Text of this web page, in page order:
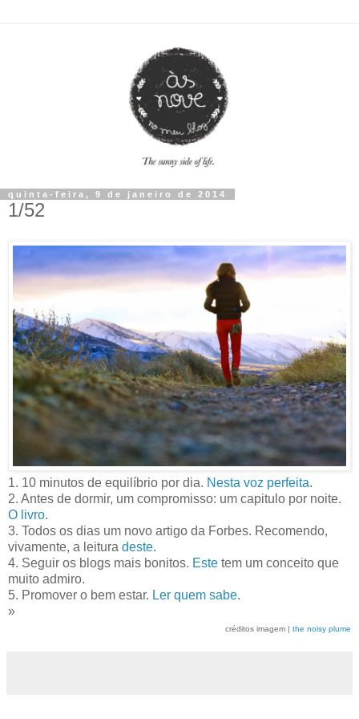
quinta-feira, 9 de janeiro de 2014
1/52
1. 10 minutos de equilíbrio por dia. Nesta voz perfeita.
2. Antes de dormir, um compromisso: um capitulo por noite.
O livro.
3. Todos os dias um novo artigo da Forbes. Recomendo,
vivamente, a leitura deste.
4. Seguir os blogs mais bonitos. Este tem um conceito que
muito admiro.
5. Promover o bem estar. Ler quem sabe.
»
créditos imagem | the noisy plume